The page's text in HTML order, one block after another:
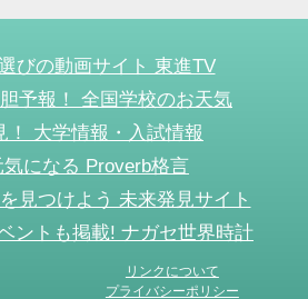
びの動画サイト 東進TV
予報！ 全国学校のお天気
！ 大学情報・入試情報
気になる Proverb格言
見つけよう 未来発見サイト
ントも掲載! ナガセ世界時計
リンクについて
プライバシーポリシー